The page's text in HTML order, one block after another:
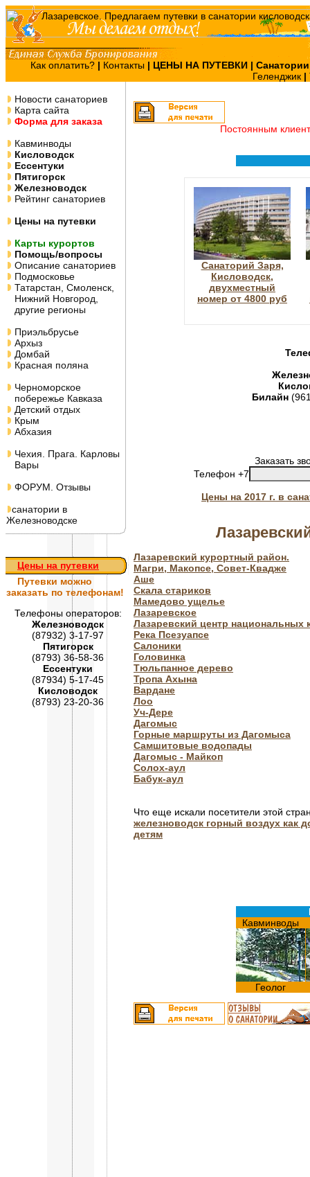
Как оплатить? | Контакты | ЦЕНЫ НА ПУТЕВКИ |
Геленджик |
Новости санаториев
Карта сайта
Форма для заказа
Кавминводы
Кисловодск
Ессентуки
Пятигорск
Железноводск
Рейтинг санаториев
Цены на путевки
Карты курортов
Помощь/вопросы
Описание санаториев
Подмосковье
Татарстан, Смоленск,
Нижний Новгород,
другие регионы
Приэльбрусье
Архыз
Домбай
Красная поляна
Черноморское
побережье Кавказа
Детский отдых
Крым
Абхазия
Чехия. Прага. Карловы
Вары
ФОРУМ. Отзывы
санатории в
Железноводске
Цены на путевки
Путевки можно
заказать по телефонам!
Телефоны операторов:
Железноводск
(87932) 3-17-97
Пятигорск
(8793) 36-58-36
Ессентуки
(87934) 5-17-45
Кисловодск
(8793) 23-20-36
Постоянным
Санаторий Заря,
Кисловодск,
двухместный
номер от 4800 руб
Билайн
Заказать
Телефон +7
Цены на 2017 г. в
Лазаревский курортный район.
Магри, Макопсе, Совет-Квадже
Аше
Скала стариков
Мамедово ущелье
Лазаревское
Лазаревский центр национальныx
Река Псезуапсе
Салоники
Головинка
Тюльпанное дерево
Тропа Ахына
Вардане
Лоо
Уч-Дере
Дагомыс
Горные маршруты из Дагомыса
Самшитовые водопады
Дагомыс - Майкоп
Солох-аул
Бабук-аул
Что еще искали посетители этой
железноводск горный воздух как
детям
Кавминводы
Геолог